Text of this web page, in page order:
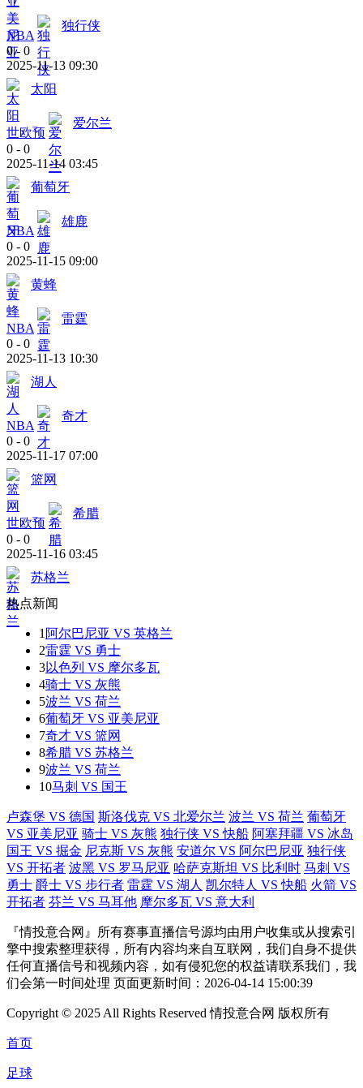
NBA
独行侠
0 - 0
2025-11-13 09:30
太阳
世欧预
爱尔兰
0 - 0
2025-11-14 03:45
葡萄牙
NBA
雄鹿
0 - 0
2025-11-15 09:00
黄蜂
NBA
雷霆
0 - 0
2025-11-13 10:30
湖人
NBA
奇才
0 - 0
2025-11-17 07:00
篮网
世欧预
希腊
0 - 0
2025-11-16 03:45
苏格兰
热点新闻
1 阿尔巴尼亚 VS 英格兰
2雷霆 VS 勇士
3以色列 VS 摩尔多瓦
4骑士 VS 灰熊
5波兰 VS 荷兰
6葡萄牙 VS 亚美尼亚
7奇才 VS 篮网
8希腊 VS 苏格兰
9波兰 VS 荷兰
10马刺 VS 国王
卢森堡 VS 德国 斯洛伐克 VS 北爱尔兰 波兰 VS 荷兰 葡萄牙
VS 亚美尼亚 骑士 VS 灰熊 独行侠 VS 快船 阿塞拜疆 VS 冰岛
国王 VS 掘金 尼克斯 VS 灰熊 安道尔 VS 阿尔巴尼亚 独行侠
VS 开拓者 波黑 VS 罗马尼亚 哈萨克斯坦 VS 比利时 马刺 VS
勇士 爵士 VS 步行者 雷霆 VS 湖人 凯尔特人 VS 快船 火箭 VS
开拓者 芬兰 VS 马耳他 摩尔多瓦 VS 意大利
『情投意合网』所有赛事直播信号源均由用户收集或从搜索引
擎中搜索整理获得，所有内容均来自互联网，我们自身不提供
任何直播信号和视频内容，如有侵犯您的权益请联系我们，我
们会第一时间处理 页面更新时间：2026-04-14 15:00:39
Copyright © 2025 All Rights Reserved 情投意合网 版权所有
首页
足球